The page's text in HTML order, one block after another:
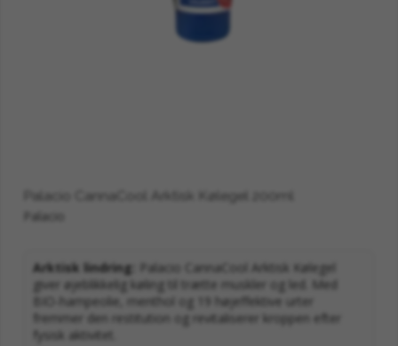
at bevare den uovertrufne friskhed og
maksimere den kølende effekt, bør krukken
Palacio CannaCool Arktisk Kølegel 200ml
Palacio
Arktisk lindring:
Palacio CannaCool Arktisk Kølegel
giver øjeblikkelig køling til trætte muskler og led. Med
BIO-hampeolie, menthol og 19 højeffektive urter
fremmer den restitution og revitaliserer kroppen efter
fysisk aktivitet.